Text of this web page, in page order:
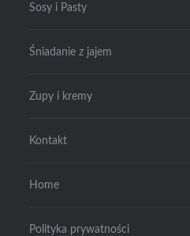
Sosy i Pasty
Śniadanie z jajem
Zupy i kremy
Kontakt
Home
Polityka prywatności